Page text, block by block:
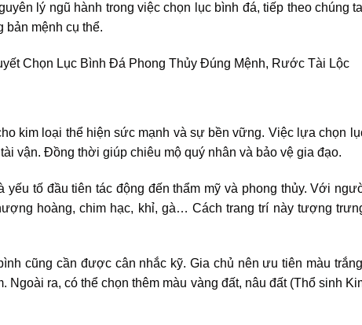
lý ngũ hành trong việc chọn lục bình đá, tiếp theo chúng
bản mệnh cụ thể.
kim loại thể hiện sức mạnh và sự bền vững. Việc lựa chọn
vận. Đồng thời giúp chiêu mộ quý nhân và bảo vệ gia đạo.
yếu tố đầu tiên tác động đến thẩm mỹ và phong thủy. Với
hoàng, chim hạc, khỉ, gà… Cách trang trí này tượng
cũng cần được cân nhắc kỹ. Gia chủ nên ưu tiên màu
Ngoài ra, có thể chọn thêm màu vàng đất, nâu đất (Thổ sinh